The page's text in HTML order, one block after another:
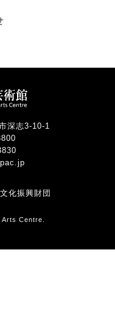
深志3-10-1
化振興財団
Centre.